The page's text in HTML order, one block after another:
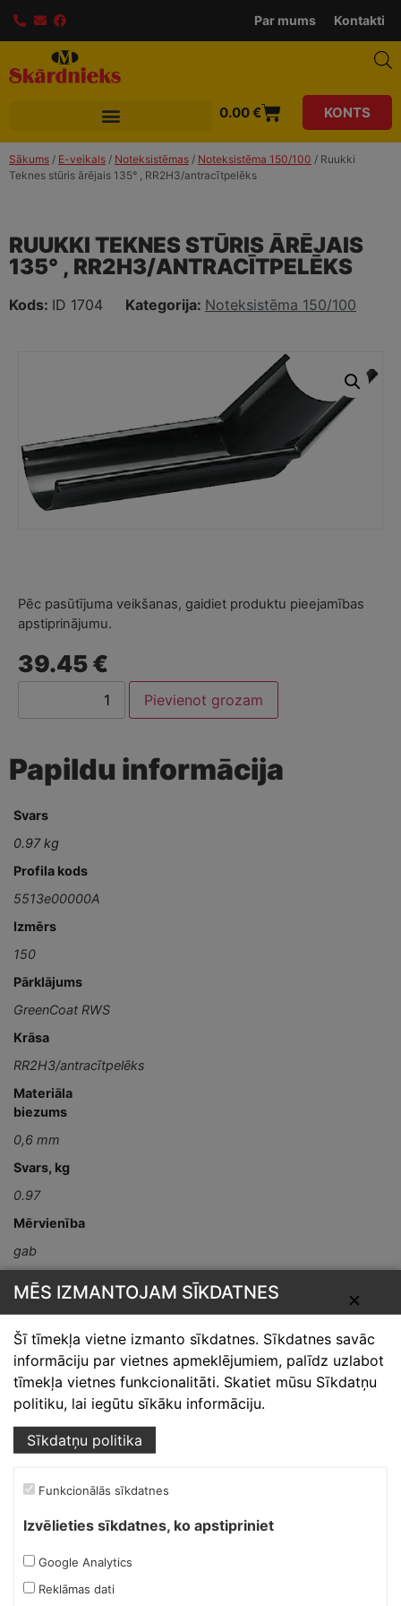
Par mums Kontakti
0.00€ KONTS
Sākums / E-veikals / Noteksistēmas / Noteksistēma 150/100 / Ruukki
Teknes stūris ārējais 135° , RR2H3/antracītpelēks
RUUKKI TEKNES STŪRIS ĀRĒJAIS
135° , RR2H3/ANTRACĪTPELĒKS
Kods: ID 1704 Kategorija: Noteksistēma 150/100
Pēc pasūtījuma veikšanas, gaidiet produktu pieejamības
apstiprinājumu.
39.45 €
Pievienot grozam
Papildu informācija
Svars
0.97 kg
Profila kods
5513e00000A
Izmērs
150
Pārklājums
GreenCoat RWS
Krāsa
RR2H3/antracītpelēks
Materiāla
biezums
0,6 mm
Svars, kg
0.97
Mērvienība
gab
Skārdnieks M
Ofiss, ražošana, noliktava.
Izmēģinātāju iela 1a,
Mob.:+37126317230
✕
MĒS IZMANTOJAM SĪKDATNES
Šī tīmekļa vietne izmanto sīkdatnes. Sīkdatnes savāc
informāciju par vietnes apmeklējumiem, palīdz uzlabot
tīmekļa vietnes funkcionalitāti. Skatiet mūsu Sīkdatņu
politiku, lai iegūtu sīkāku informāciju.
Sīkdatņu politika
Funkcionālās sīkdatnes
Izvēlieties sīkdatnes, ko apstipriniet
Google Analytics
Reklāmas dati